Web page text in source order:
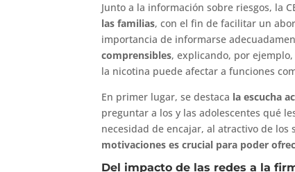
Junto a la información sobre riesgos, la
las familias, con el fin de facilitar un
importancia de informarse
comprensibles, explicando, por
la nicotina puede afectar a funciones
En primer lugar, se destaca la escucha
preguntar a los y las adolescentes qué
necesidad de encajar, al atractivo de
motivaciones es crucial para poder
Del impacto de las redes a la